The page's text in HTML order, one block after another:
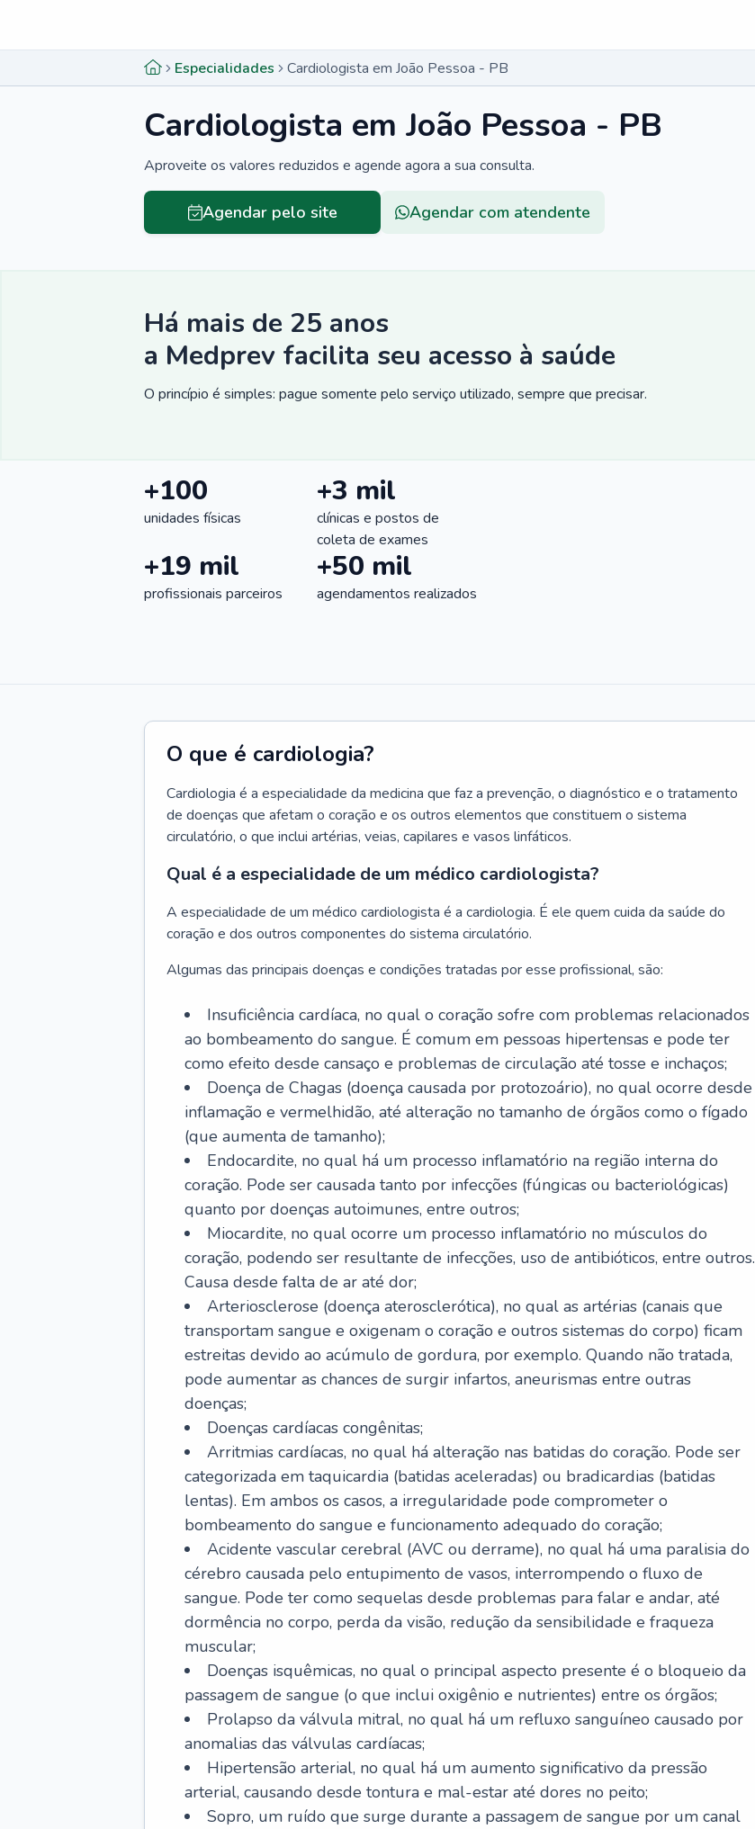
Especialidades Cardiologista em João Pessoa - PB
Cardiologista em João Pessoa - PB
Aproveite os valores reduzidos e agende agora a sua consulta.
Agendar pelo site Agendar com atendente
Há mais de 25 anos
a Medprev facilita seu acesso à saúde
O princípio é simples: pague somente pelo serviço utilizado, sempre que precisar.
+100
unidades físicas
+3 mil
clínicas e postos de
coleta de exames
+19 mil
profissionais parceiros
+50 mil
agendamentos realizados
O que é cardiologia?
Cardiologia é a especialidade da medicina que faz a prevenção, o diagnóstico e o tratamento
de doenças que afetam o coração e os outros elementos que constituem o sistema
circulatório, o que inclui artérias, veias, capilares e vasos linfáticos.
Qual é a especialidade de um médico cardiologista?
A especialidade de um médico cardiologista é a cardiologia. É ele quem cuida da saúde do
coração e dos outros componentes do sistema circulatório.
Algumas das principais doenças e condições tratadas por esse profissional, são:
Insuficiência cardíaca, no qual o coração sofre com problemas relacionados
ao bombeamento do sangue. É comum em pessoas hipertensas e pode ter
como efeito desde cansaço e problemas de circulação até tosse e inchaços;
Doença de Chagas (doença causada por protozoário), no qual ocorre desde
inflamação e vermelhidão, até alteração no tamanho de órgãos como o fígado
(que aumenta de tamanho);
Endocardite, no qual há um processo inflamatório na região interna do
coração. Pode ser causada tanto por infecções (fúngicas ou bacteriológicas)
quanto por doenças autoimunes, entre outros;
Miocardite, no qual ocorre um processo inflamatório no músculos do
coração, podendo ser resultante de infecções, uso de antibióticos, entre outros.
Causa desde falta de ar até dor;
Arteriosclerose (doença aterosclerótica), no qual as artérias (canais que
transportam sangue e oxigenam o coração e outros sistemas do corpo) ficam
estreitas devido ao acúmulo de gordura, por exemplo. Quando não tratada,
pode aumentar as chances de surgir infartos, aneurismas entre outras
doenças;
Doenças cardíacas congênitas;
Arritmias cardíacas, no qual há alteração nas batidas do coração. Pode ser
categorizada em taquicardia (batidas aceleradas) ou bradicardias (batidas
lentas). Em ambos os casos, a irregularidade pode comprometer o
bombeamento do sangue e funcionamento adequado do coração;
Acidente vascular cerebral (AVC ou derrame), no qual há uma paralisia do
cérebro causada pelo entupimento de vasos, interrompendo o fluxo de
sangue. Pode ter como sequelas desde problemas para falar e andar, até
dormência no corpo, perda da visão, redução da sensibilidade e fraqueza
muscular;
Doenças isquêmicas, no qual o principal aspecto presente é o bloqueio da
passagem de sangue (o que inclui oxigênio e nutrientes) entre os órgãos;
Prolapso da válvula mitral, no qual há um refluxo sanguíneo causado por
anomalias das válvulas cardíacas;
Hipertensão arterial, no qual há um aumento significativo da pressão
arterial, causando desde tontura e mal-estar até dores no peito;
Sopro, um ruído que surge durante a passagem de sangue por um canal